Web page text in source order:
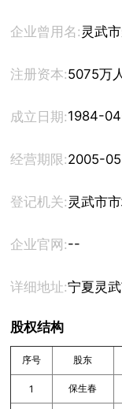
企业曾用名: 灵武
注册资本:5075万
成立日期:1984-
经营期限:
登记机关: 灵武市
企业官网:--
详细地址:宁夏灵
股权结构
序号 股东
1 保生春